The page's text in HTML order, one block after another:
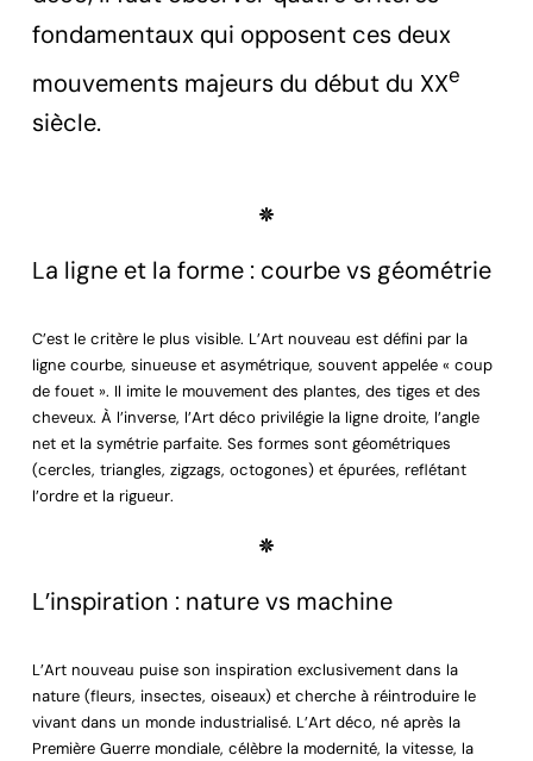
fondamentaux qui opposent ces deux
mouvements majeurs du début du XXe
siècle.
La ligne et la forme : courbe vs géométrie
C’est le critère le plus visible. L’Art nouveau est défini par la
ligne courbe, sinueuse et asymétrique, souvent appelée « coup
de fouet ». Il imite le mouvement des plantes, des tiges et des
cheveux. À l’inverse, l’Art déco privilégie la ligne droite, l’angle
net et la symétrie parfaite. Ses formes sont géométriques
(cercles, triangles, zigzags, octogones) et épurées, reflétant
l’ordre et la rigueur.
L’inspiration : nature vs machine
L’Art nouveau puise son inspiration exclusivement dans la
nature (fleurs, insectes, oiseaux) et cherche à réintroduire le
vivant dans un monde industrialisé. L’Art déco, né après la
Première Guerre mondiale, célèbre la modernité, la vitesse, la